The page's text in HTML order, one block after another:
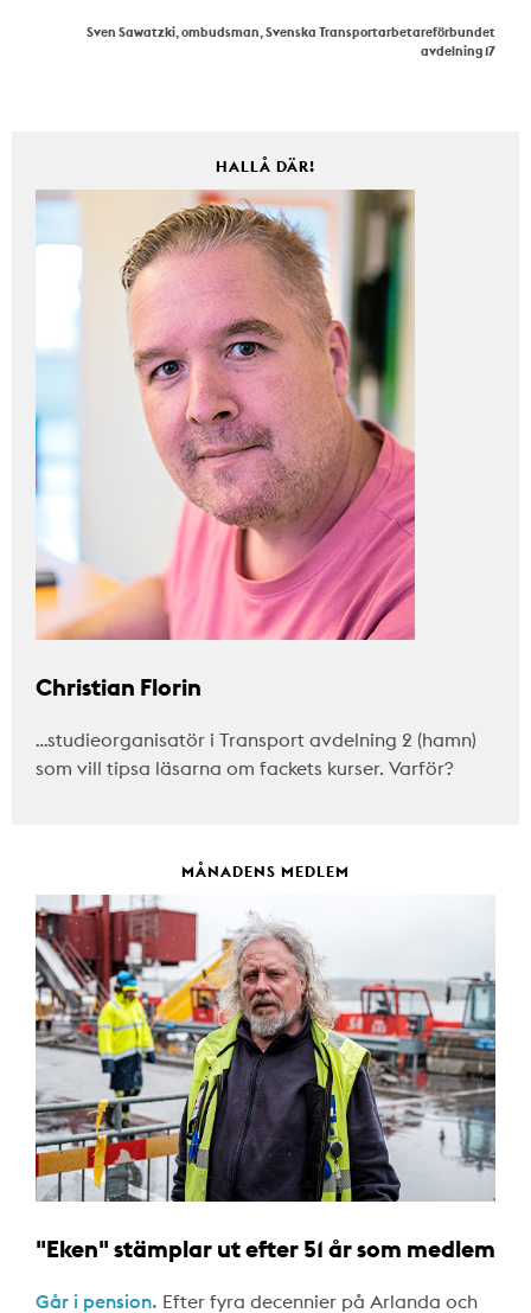
Sven Sawatzki, ombudsman, Svenska Transportarbetareförbundet
avdelning 17
HALLÅ DÄR!
Christian Florin
…studieorganisatör i Transport avdelning 2 (hamn)
som vill tipsa läsarna om fackets kurser. Varför?
MÅNADENS MEDLEM
"Eken" stämplar ut efter 51 år som medlem
Går i pension. Efter fyra decennier på Arlanda och